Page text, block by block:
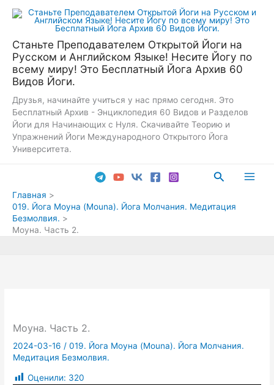
Перейти
Станьте Преподавателем Открытой Йоги на
Русском и Английском Языке! Несите Йогу по
всему миру! Это Бесплатный Йога Архив 60
Видов Йоги.
Друзья, начинайте учиться у нас прямо сегодня. Это
Бесплатный Архив - Энциклопедия 60 Видов и Разделов
Йоги для Начинающих с Нуля. Скачивайте Теорию и
Упражнений Йоги Международного Открытого Йога
Университета.
Поиск
Главная
019. Йога Моуна (Mouna). Йога Молчания. Медитация
Безмолвия.
Моуна. Часть 2.
Моуна. Часть 2.
2024-03-16 /019. Йога Моуна (Mouna). Йога Молчания.
Медитация Безмолвия.
Оценили: 320